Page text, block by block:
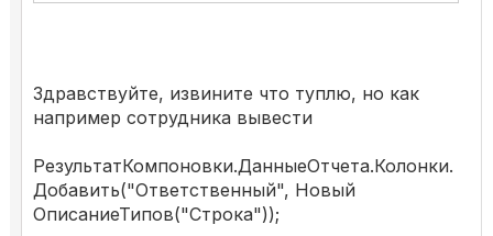
Здравствуйте, извините что туплю, но как
например сотрудника вывести
РезультатКомпоновки.ДанныеОтчета.Колонки.
Добавить("Ответственный", Новый
ОписаниеТипов("Строка"));